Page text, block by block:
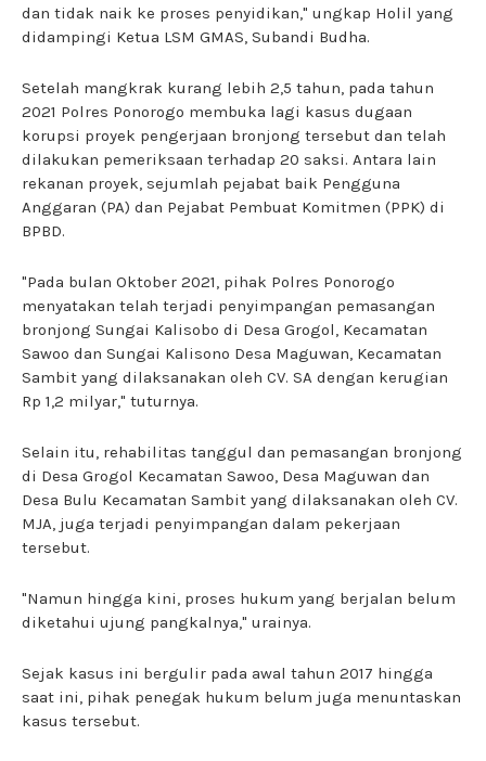
dan tidak naik ke proses penyidikan," ungkap Holil yang
didampingi Ketua LSM GMAS, Subandi Budha.
Setelah mangkrak kurang lebih 2,5 tahun, pada tahun
2021 Polres Ponorogo membuka lagi kasus dugaan
korupsi proyek pengerjaan bronjong tersebut dan telah
dilakukan pemeriksaan terhadap 20 saksi. Antara lain
rekanan proyek, sejumlah pejabat baik Pengguna
Anggaran (PA) dan Pejabat Pembuat Komitmen (PPK) di
BPBD.
"Pada bulan Oktober 2021, pihak Polres Ponorogo
menyatakan telah terjadi penyimpangan pemasangan
bronjong Sungai Kalisobo di Desa Grogol, Kecamatan
Sawoo dan Sungai Kalisono Desa Maguwan, Kecamatan
Sambit yang dilaksanakan oleh CV. SA dengan kerugian
Rp 1,2 milyar," tuturnya.
Selain itu, rehabilitas tanggul dan pemasangan bronjong
di Desa Grogol Kecamatan Sawoo, Desa Maguwan dan
Desa Bulu Kecamatan Sambit yang dilaksanakan oleh CV.
MJA, juga terjadi penyimpangan dalam pekerjaan
tersebut.
"Namun hingga kini, proses hukum yang berjalan belum
diketahui ujung pangkalnya," urainya.
Sejak kasus ini bergulir pada awal tahun 2017 hingga
saat ini, pihak penegak hukum belum juga menuntaskan
kasus tersebut.